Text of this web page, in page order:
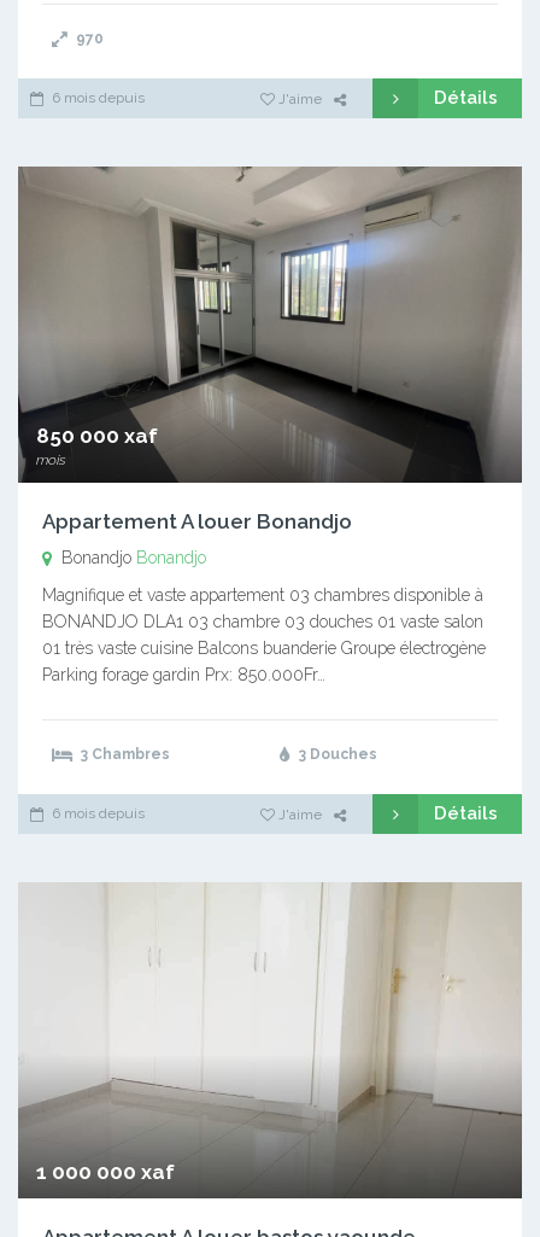
970
6 mois depuis J'aime Détails
850 000 xaf
mois
Appartement A louer Bonandjo
Bonandjo Bonandjo
Magnifique et vaste appartement 03 chambres disponible à
BONANDJO DLA1 03 chambre 03 douches 01 vaste salon
01 très vaste cuisine Balcons buanderie Groupe électrogène
Parking forage gardin Prx: 850.000Fr…
3 Chambres 3 Douches
6 mois depuis J'aime Détails
1 000 000 xaf